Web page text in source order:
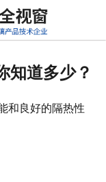
站首页
知道多少？
和良好的隔热性